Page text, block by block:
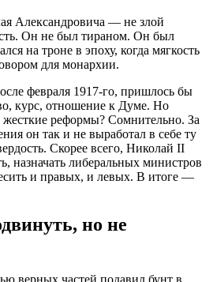
Александровича — не злой
Он не был тираном. Он был
на троне в эпоху, когда мягкость
для монархии.
февраля 1917-го, пришлось бы
курс, отношение к Думе. Но
реформы? Сомнительно. За
он так и не выработал в себе ту
Скорее всего, Николай II
назначать либеральных министров
и правых, и левых. В итоге —
но не
верных частей подавил бунт в